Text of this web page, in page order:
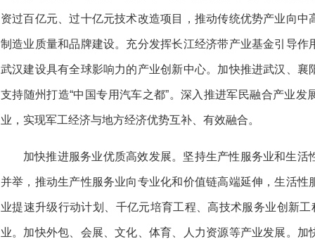
资过百亿元、过十亿元技术改造项目，推动传统优势产业向
制造业质量和品牌建设。充分发挥长江经济带产业基金引导
武汉建设具有全球影响力的产业创新中心。加快推进武汉、
支持随州打造“中国专用汽车之都”。深入推进军民融合产业
业，实现军工经济与地方经济优势互补、有效融合。
加快推进服务业优质高效发展。坚持生产性服务业和生
并举，推动生产性服务业向专业化和价值链高端延伸，生活
业提速升级行动计划、千亿元培育工程、高技术服务业创新
业。加快外包、会展、文化、体育、人力资源等产业发展。